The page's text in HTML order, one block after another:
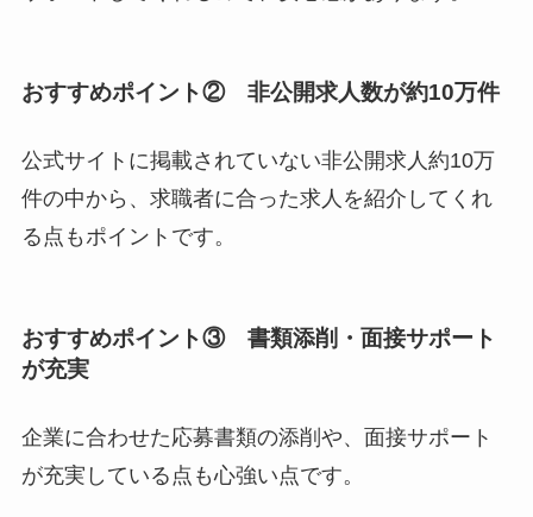
おすすめポイント② 非公開求人数が約10万件
公式サイトに掲載されていない非公開求人約10万
件の中から、求職者に合った求人を紹介してくれ
る点もポイントです。
おすすめポイント③ 書類添削・面接サポート
が充実
企業に合わせた応募書類の添削や、面接サポート
が充実している点も心強い点です。